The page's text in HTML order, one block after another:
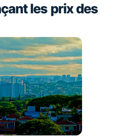
les prix des